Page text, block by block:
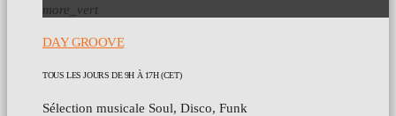
more_vert
DAY GROOVE
TOUS LES JOURS DE 9H À 17H (CET)
Sélection musicale Soul, Disco, Funk